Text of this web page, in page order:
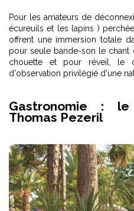
Pour les amateurs de
écureuils et les lapins )
offrent une immersion totale
pour seule bande-son le chant
chouette et pour réveil, le
d'observation privilégié d'une
Gastronomie :
Thomas Pezeril